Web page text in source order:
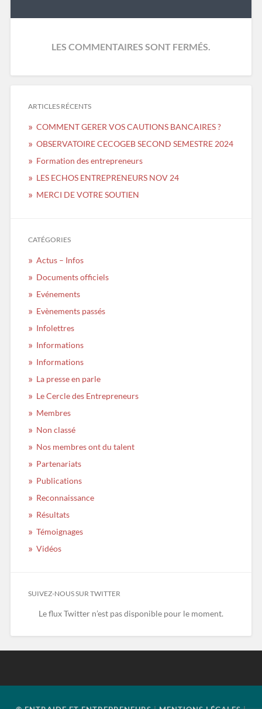
LES COMMENTAIRES SONT FERMÉS.
ARTICLES RÉCENTS
COMMENT GERER VOS CAUTIONS BANCAIRES ?
OBSERVATOIRE CECOGEB SECOND SEMESTRE 2024
Formation des entrepreneurs
LES ECHOS ENTREPRENEURS NOV 24
MERCI DE VOTRE SOUTIEN
CATÉGORIES
Actus – Infos
Documents officiels
Evénements
Evènements passés
Infolettres
Informations
Informations
La presse en parle
Le Cercle des Entrepreneurs
Membres
Non classé
Nos membres ont du talent
Partenariats
Publications
Reconnaissance
Résultats
Témoignages
Vidéos
SUIVEZ-NOUS SUR TWITTER
Le flux Twitter n’est pas disponible pour le moment.